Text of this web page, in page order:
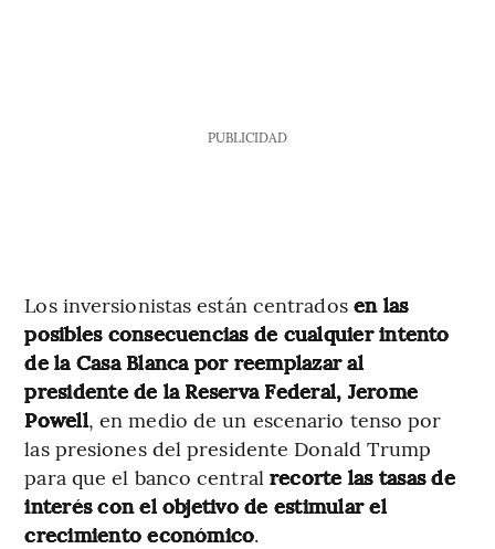
PUBLICIDAD
Los inversionistas están centrados en las
posibles consecuencias de cualquier intento
de la Casa Blanca por reemplazar al
presidente de la Reserva Federal, Jerome
Powell, en medio de un escenario tenso por
las presiones del presidente Donald Trump
para que el banco central recorte las tasas de
interés con el objetivo de estimular el
crecimiento económico.